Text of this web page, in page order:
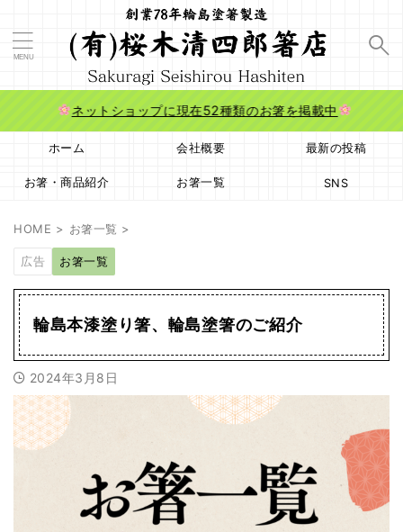
ネットショップに現在52種類のお箸を掲載中
ホーム 会社概要 最新の投稿
お箸・商品紹介 お箸一覧 SNS
HOME > お箸一覧 >
広告 お箸一覧
輪島本漆塗り箸、輪島塗箸のご紹介
2024年3月8日